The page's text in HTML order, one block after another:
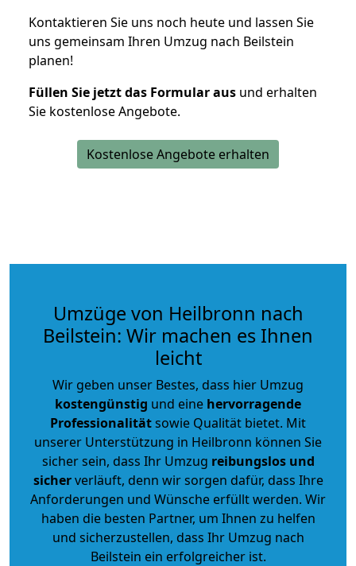
Kontaktieren Sie uns noch heute und lassen Sie
uns gemeinsam Ihren Umzug nach Beilstein
planen!
Füllen Sie jetzt das Formular aus und erhalten
Sie kostenlose Angebote.
Kostenlose Angebote erhalten
Umzüge von Heilbronn nach
Beilstein: Wir machen es Ihnen
leicht
Wir geben unser Bestes, dass hier Umzug
kostengünstig und eine hervorragende
Professionalitätsowie Qualität bietet. Mit
unserer Unterstützung in Heilbronn können Sie
sicher sein, dass Ihr Umzug reibungslos und
sicherverläuft, denn wir sorgen dafür, dass Ihre
Anforderungen und Wünsche erfüllt werden. Wir
haben die besten Partner, um Ihnen zu helfen
und sicherzustellen, dass Ihr Umzug nach
Beilstein ein erfolgreicher ist.